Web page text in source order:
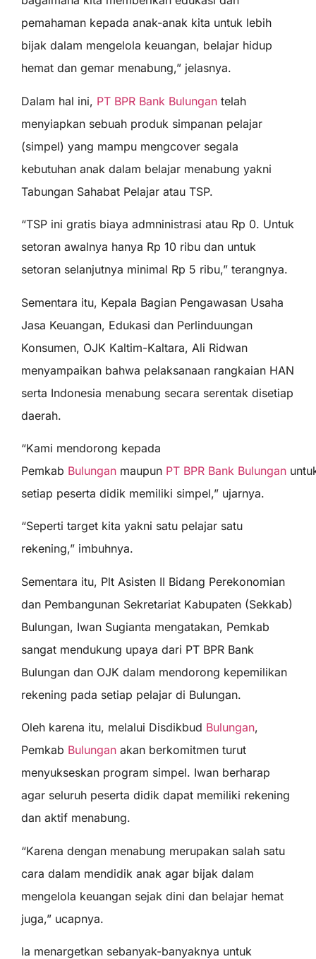
pemahaman kepada anak-anak kita untuk lebih
bijak dalam mengelola keuangan, belajar hidup
hemat dan gemar menabung,” jelasnya.
Dalam hal ini, PT BPR Bank Bulungan telah
menyiapkan sebuah produk simpanan pelajar
(simpel) yang mampu mengcover segala
kebutuhan anak dalam belajar menabung yakni
Tabungan Sahabat Pelajar atau TSP.
“TSP ini gratis biaya admninistrasi atau Rp 0. Untuk
setoran awalnya hanya Rp 10 ribu dan untuk
setoran selanjutnya minimal Rp 5 ribu,” terangnya.
Sementara itu, Kepala Bagian Pengawasan Usaha
Jasa Keuangan, Edukasi dan Perlinduungan
Konsumen, OJK Kaltim-Kaltara, Ali Ridwan
menyampaikan bahwa pelaksanaan rangkaian HAN
serta Indonesia menabung secara serentak disetiap
daerah.
“Kami mendorong kepada
Pemkab Bulungan maupun PT BPR Bank Bulungan
setiap peserta didik memiliki simpel,” ujarnya.
“Seperti target kita yakni satu pelajar satu
rekening,” imbuhnya.
Sementara itu, Plt Asisten II Bidang Perekonomian
dan Pembangunan Sekretariat Kabupaten (Sekkab)
Bulungan, Iwan Sugianta mengatakan, Pemkab
sangat mendukung upaya dari PT BPR Bank
Bulungan dan OJK dalam mendorong kepemilikan
rekening pada setiap pelajar di Bulungan.
Oleh karena itu, melalui Disdikbud Bulungan,
Pemkab Bulungan akan berkomitmen turut
menyukseskan program simpel. Iwan berharap
agar seluruh peserta didik dapat memiliki rekening
dan aktif menabung.
“Karena dengan menabung merupakan salah satu
cara dalam mendidik anak agar bijak dalam
mengelola keuangan sejak dini dan belajar hemat
juga,” ucapnya.
Ia menargetkan sebanyak-banyaknya untuk